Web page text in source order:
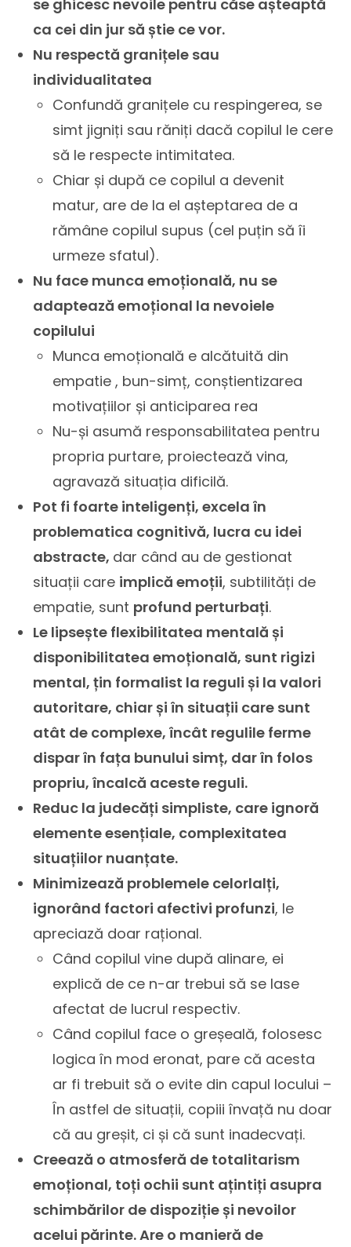
se ghicesc nevoile pentru căse așteaptă
ca cei din jur să știe ce vor.
Nu respectă granițele sau
individualitatea
Confundă granițele cu respingerea, se
simt jigniți sau răniți dacă copilul le cere
să le respecte intimitatea.
Chiar și după ce copilul a devenit
matur, are de la el așteptarea de a
rămâne copilul supus (cel puțin să îi
urmeze sfatul).
Nu face munca emoțională, nu se
adaptează emoțional la nevoiele
copilului
Munca emoțională e alcătuită din
empatie , bun-simț, conștientizarea
motivațiilor și anticiparea rea
Nu-și asumă responsabilitatea pentru
propria purtare, proiectează vina,
agravază situația dificilă.
Pot fi foarte inteligenți, excela în
problematica cognitivă, lucra cu idei
abstracte, dar când au de gestionat
situații care implică emoții, subtilități de
empatie, sunt profund perturbați.
Le lipsește flexibilitatea mentală și
disponibilitatea emoțională, sunt rigizi
mental, țin formalist la reguli și la valori
autoritare, chiar și în situații care sunt
atât de complexe, încât regulile ferme
dispar în fața bunului simț, dar în folos
propriu, încalcă aceste reguli.
Reduc la judecăți simpliste, care ignoră
elemente esențiale, complexitatea
situațiilor nuanțate.
Minimizează problemele celorlalți,
ignorând factori afectivi profunzi, le
apreciază doar rațional.
Când copilul vine după alinare, ei
explică de ce n-ar trebui să se lase
afectat de lucrul respectiv.
Când copilul face o greșeală, folosesc
logica în mod eronat, pare că acesta
ar fi trebuit să o evite din capul locului –
În astfel de situații, copiii învață nu doar
că au greșit, ci și că sunt inadecvați.
Creează o atmosferă de totalitarism
emoțional, toți ochii sunt ațintiți asupra
schimbărilor de dispoziție și nevoilor
acelui părinte. Are o manieră de